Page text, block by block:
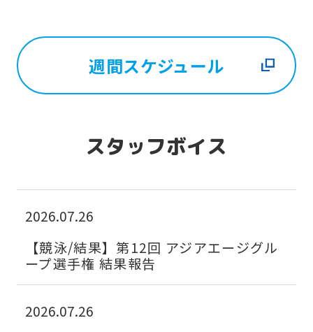
週間スケジュール
スタッフボイス
2026.07.26
【競泳/結果】第12回 アジアエージグル
ープ選手権 結果報告
2026.07.26